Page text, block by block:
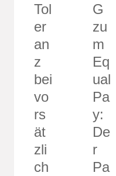
Tol
er
an
z
bei
vo
rs
ät
zli
ch
G
zu
m
Eq
ual
Pa
y:
De
r
Pa